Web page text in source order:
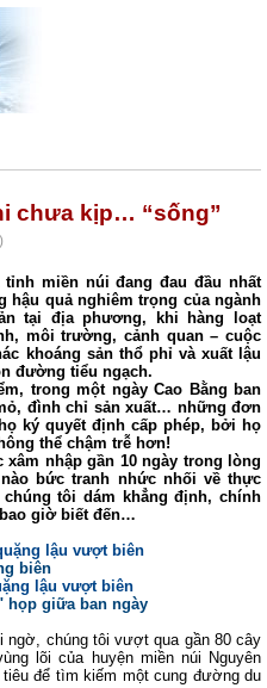
chưa kịp… “sống”
tỉnh miền núi đang đau đầu nhất
hậu quả nghiêm trọng của ngành
tại địa phương, khi hàng loạt
môi trường, cảnh quan – cuộc
khoáng sản thổ phỉ và xuất lậu
đường tiểu ngạch.
trong một ngày Cao Bằng ban
đình chỉ sản xuất… những đơn
ký quyết định cấp phép, bởi họ
thể chậm trễ hơn!
xâm nhập gần 10 ngày trong lòng
bức tranh nhức nhối về thực
tôi dám khẳng định, chính
bao giờ biết đến…
lậu vượt biên
biên
lậu vượt biên
họp giữa ban ngày
ngờ, chúng tôi vượt qua gần 80 cây
lõi của huyện miền núi Nguyên
để tìm kiếm một cung đường du